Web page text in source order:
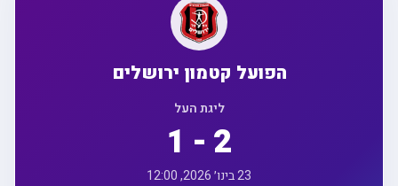
הפועל קטמון ירושלים
ליגת העל
1 - 2
23 בינו׳ 2026, 12:00